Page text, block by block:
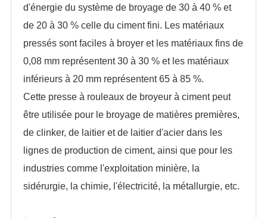
d'énergie du système de broyage de 30 à 40 % et
de 20 à 30 % celle du ciment fini. Les matériaux
pressés sont faciles à broyer et les matériaux fins de
0,08 mm représentent 30 à 30 % et les matériaux
inférieurs à 20 mm représentent 65 à 85 %.
Cette presse à rouleaux de broyeur à ciment peut
être utilisée pour le broyage de matières premières,
de clinker, de laitier et de laitier d'acier dans les
lignes de production de ciment, ainsi que pour les
industries comme l'exploitation minière, la
sidérurgie, la chimie, l'électricité, la métallurgie, etc.